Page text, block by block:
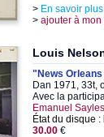
> En savoir plus
> ajouter à
Louis
"News
Dan 1971, 33t,
Avec la
Emanuel Sayles
État du disque :
30.00 €